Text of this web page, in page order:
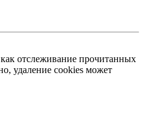
отслеживание прочитанных
удаление cookies может